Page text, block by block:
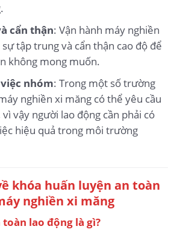
cẩn thận: Vận hành máy nghiền
tập trung và cẩn thận cao độ để
không mong muốn.
nhóm: Trong một số trường
nghiền xi măng có thể yêu cầu
vậy người lao động cần phải có
hiệu quả trong môi trường
khóa huấn luyện an toàn
nghiền xi măng
lao động là gì?